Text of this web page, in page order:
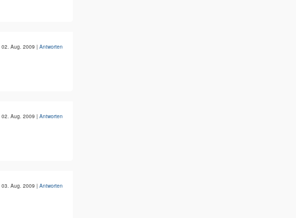
02. Aug. 2009 | Antworten
02. Aug. 2009 | Antworten
03. Aug. 2009 | Antworten